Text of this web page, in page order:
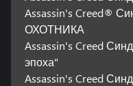
Assassin's Creed®
ОХОТНИКА
Assassin's Creed
эпоха"
Assassin's Creed